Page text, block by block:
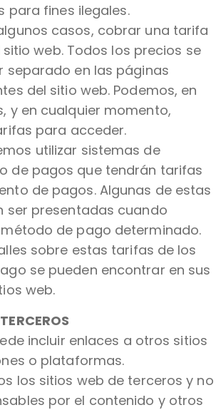
para fines ilegales.
casos, cobrar una tarifa
web. Todos los precios se
separado en las páginas
del sitio web. Podemos, en
y en cualquier momento,
para acceder.
utilizar sistemas de
de pagos que tendrán tarifas
de pagos. Algunas de estas
ser presentadas cuando
de pago determinado.
sobre estas tarifas de los
se pueden encontrar en sus
web.
incluir enlaces a otros sitios
o plataformas.
los sitios web de terceros y no
por el contenido y otros